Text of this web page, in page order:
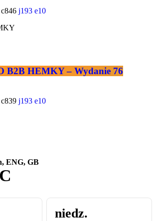
846 193 10
B2B HEMKY – Wydanie 76
839 193
10
ENG, GB
niedz.